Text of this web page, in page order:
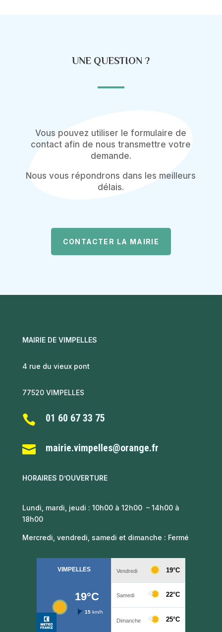
UNE QUESTION ?
Vous pouvez utiliser le formulaire de
contact afin de nous transmettre votre
demande.
Nous vous répondrons dans les meilleurs
délais.
CONTACTER LA MAIRIE
MAIRIE DE VIMPELLES
4 rue du vieux pont
77520 VIMPELLES
 01 60 67 33 75
 mairie.vimpelles@orange.fr
HORAIRES D’OUVERTURE
Lundi, mardi, jeudi : 10h00 à 12h00 – 14h00 à
18h00
Mercredi, vendredi, samedi et dimanche : Fermé